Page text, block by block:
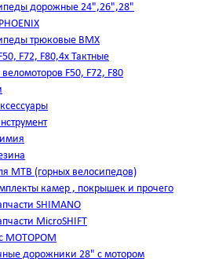
дорожные 24",26",28"
трюковые BMX
F72, F80,4х Тактные
F50, F72, F80
MTB (горных велосипедов)
камер , покрышек и прочего
SHIMANO
MicroSHIFT
с МОТОРОМ
дорожники 28" с мотором